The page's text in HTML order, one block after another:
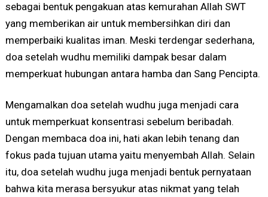
sebagai bentuk pengakuan atas kemurahan Allah SWT
yang memberikan air untuk membersihkan diri dan
memperbaiki kualitas iman. Meski terdengar sederhana,
doa setelah wudhu memiliki dampak besar dalam
memperkuat hubungan antara hamba dan Sang Pencipta.
Mengamalkan doa setelah wudhu juga menjadi cara
untuk memperkuat konsentrasi sebelum beribadah.
Dengan membaca doa ini, hati akan lebih tenang dan
fokus pada tujuan utama yaitu menyembah Allah. Selain
itu, doa setelah wudhu juga menjadi bentuk pernyataan
bahwa kita merasa bersyukur atas nikmat yang telah